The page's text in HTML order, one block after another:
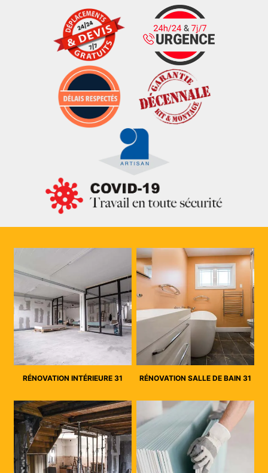
RÉNOVATION INTÉRIEURE 31 RÉNOVATION SALLE DE BAIN 31